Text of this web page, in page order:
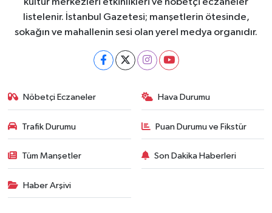
kültür merkezleri etkinlikleri ve nöbetçi eczaneler
listelenir. İstanbul Gazetesi; manşetlerin ötesinde,
sokağın ve mahallenin sesi olan yerel medya organıdır.
Nöbetçi Eczaneler Hava Durumu
Trafik Durumu Puan Durumu ve Fikstür
Tüm Manşetler Son Dakika Haberleri
Haber Arşivi